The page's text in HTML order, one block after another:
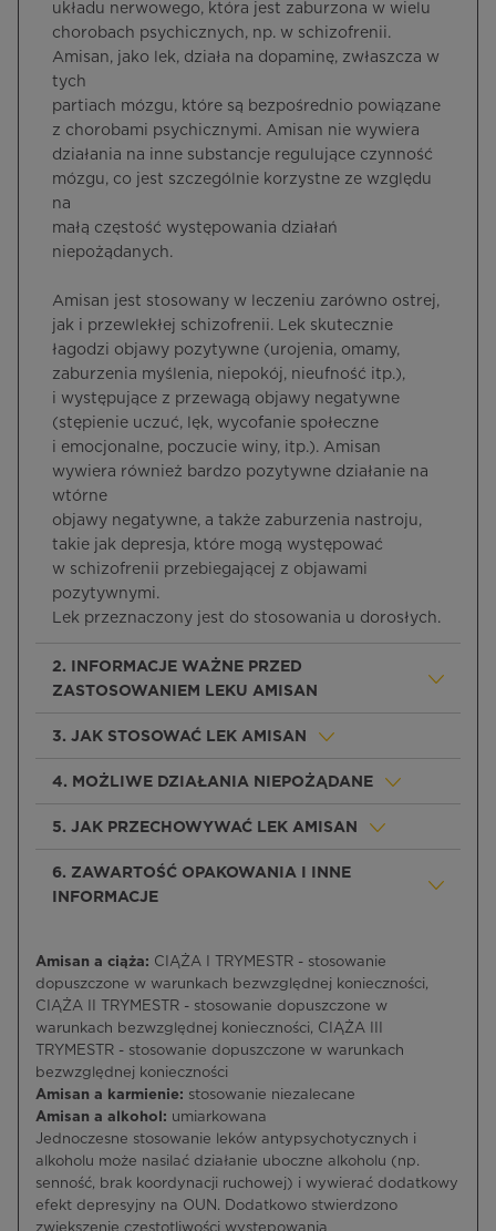
układu nerwowego, która jest zaburzona w wielu
chorobach psychicznych, np. w schizofrenii.
Amisan, jako lek, działa na dopaminę, zwłaszcza w
tych
partiach mózgu, które są bezpośrednio powiązane
z chorobami psychicznymi. Amisan nie wywiera
działania na inne substancje regulujące czynność
mózgu, co jest szczególnie korzystne ze względu
na
małą częstość występowania działań
niepożądanych.
Amisan jest stosowany w leczeniu zarówno ostrej,
jak i przewlekłej schizofrenii. Lek skutecznie
łagodzi objawy pozytywne (urojenia, omamy,
zaburzenia myślenia, niepokój, nieufność itp.),
i występujące z przewagą objawy negatywne
(stępienie uczuć, lęk, wycofanie społeczne
i emocjonalne, poczucie winy, itp.). Amisan
wywiera również bardzo pozytywne działanie na
wtórne
objawy negatywne, a także zaburzenia nastroju,
takie jak depresja, które mogą występować
w schizofrenii przebiegającej z objawami
pozytywnymi.
Lek przeznaczony jest do stosowania u dorosłych.
2. INFORMACJE WAŻNE PRZED
ZASTOSOWANIEM LEKU AMISAN
3. JAK STOSOWAĆ LEK AMISAN
4. MOŻLIWE DZIAŁANIA NIEPOŻĄDANE
5. JAK PRZECHOWYWAĆ LEK AMISAN
6. ZAWARTOŚĆ OPAKOWANIA I INNE
INFORMACJE
Amisan a ciąża: CIĄŻA I TRYMESTR - stosowanie
dopuszczone w warunkach bezwzględnej konieczności,
CIĄŻA II TRYMESTR - stosowanie dopuszczone w
warunkach bezwzględnej konieczności, CIĄŻA III
TRYMESTR - stosowanie dopuszczone w warunkach
bezwzględnej konieczności
Amisan a karmienie: stosowanie niezalecane
Amisan a alkohol: umiarkowana
Jednoczesne stosowanie leków antypsychotycznych i
alkoholu może nasilać działanie uboczne alkoholu (np.
senność, brak koordynacji ruchowej) i wywierać dodatkowy
efekt depresyjny na OUN. Dodatkowo stwierdzono